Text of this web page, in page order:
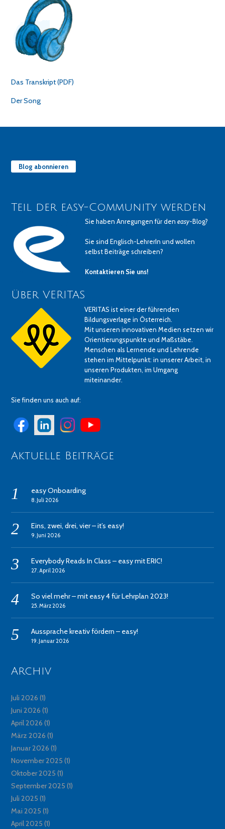
Das Transkript (PDF)
Der Song
Blog abonnieren
Teil der easy-Community werden
Sie haben Anregungen für deneasy-Blog?
Sie sind Englisch-LehrerIn und wollen
selbst Beiträge schreiben?
Kontaktieren Sie uns!
Über VERITAS
VERITAS ist einer der führenden
Bildungsverlage in Österreich.
Mit unseren innovativen Medien setzen wir
Orientierungspunkte und Maßstäbe.
Menschen als Lernende und Lehrende
stehen im Mittelpunkt: in unserer Arbeit, in
unseren Produkten, im Umgang
miteinander.
Sie finden uns auch auf:
Aktuelle Beiträge
easy Onboarding
8. Juli 2026
Eins, zwei, drei, vier – it’s easy!
9. Juni 2026
Everybody Reads In Class – easy mit ERIC!
27. April 2026
So viel mehr – mit easy 4 für Lehrplan 2023!
25. März 2026
Aussprache kreativ fördern – easy!
19. Januar 2026
Archiv
Juli 2026 (1)
Juni 2026 (1)
April 2026 (1)
März 2026 (1)
Januar 2026 (1)
November 2025 (1)
Oktober 2025 (1)
September 2025 (1)
Juli 2025 (1)
Mai 2025 (1)
April 2025 (1)